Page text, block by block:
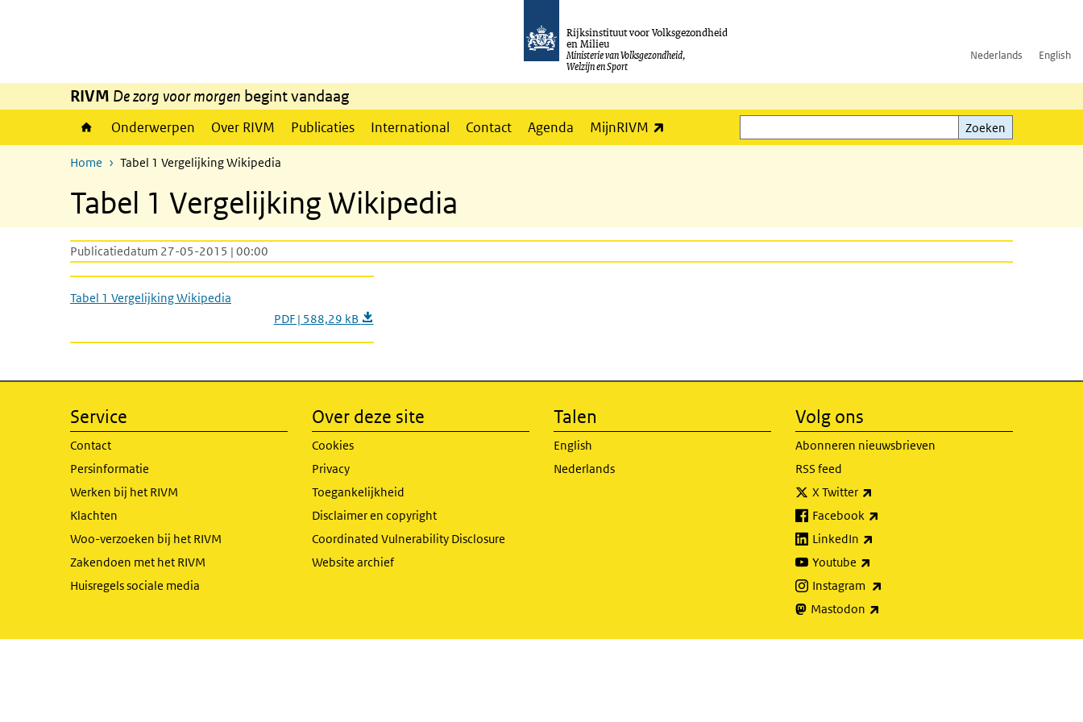
Rijksinstituut voor Volksgezondheid
en Milieu
Ministerie van Volksgezondheid,
Welzijn en Sport
Nederlands English
RIVM De zorg voor morgen begint vandaag
Onderwerpen Over RIVM Publicaties International Contact Agenda MijnRIVM
Zoeken
Zoeken
Home Tabel 1 Vergelijking Wikipedia
Tabel 1 Vergelijking Wikipedia
Publicatiedatum 27-05-2015 | 00:00
Tabel 1 Vergelijking Wikipedia
PDF | 588,29 kB
Service
Contact
Persinformatie
Werken bij het RIVM
Klachten
Woo-verzoeken bij het RIVM
Zakendoen met het RIVM
Huisregels sociale media
Over deze site
Cookies
Privacy
Toegankelijkheid
Disclaimer en copyright
Coordinated Vulnerability Disclosure
Website archief
Talen
English
Nederlands
Volg ons
Abonneren nieuwsbrieven
RSS feed
X Twitter
Facebook
LinkedIn
Youtube
Instagram
Mastodon